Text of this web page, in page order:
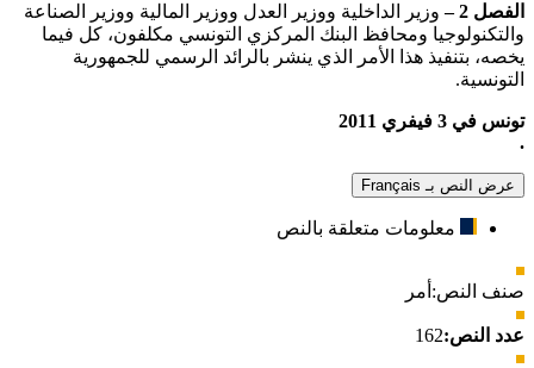
الفصل 2 –
وزير الداخلية ووزير العدل ووزير المالية ووزير الصناعة
والتكنولوجيا ومحافظ البنك المركزي التونسي مكلفون، كل فيما
يخصه، بتنفيذ هذا الأمر الذي ينشر بالرائد الرسمي للجمهورية
التونسية.
تونس في 3 فيفري 2011
.
عرض النص بـ Français
معلومات متعلقة بالنص
صنف النص: أمر
عدد النص:162